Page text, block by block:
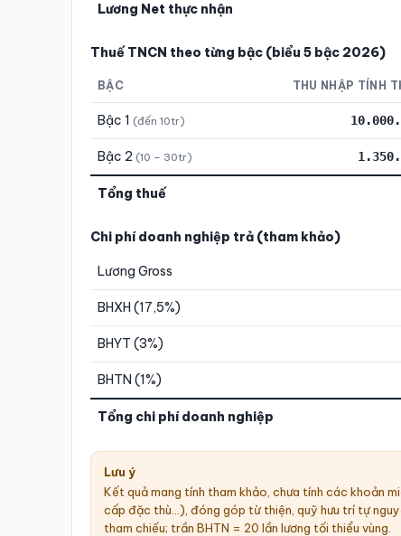
Lương Net thực nhận
Thuế TNCN theo từng bậc (biểu 5 bậc 2026)
BẬC THU NHẬP TÍNH
Bậc 1 (đến 10tr)
Bậc 2 (10 – 30tr)
Tổng thuế
Chi phí doanh nghiệp trả (tham khảo)
Lương Gross
BHXH (17,5%)
BHYT (3%)
BHTN (1%)
Tổng chi phí doanh nghiệp
Lưu ý
Kết quả mang tính tham khảo, chưa tính các khoản
cấp đặc thù…), đóng góp từ thiện, quỹ hưu trí tự
tham chiếu; trần BHTN = 20 lần lương tối thiểu vùng.